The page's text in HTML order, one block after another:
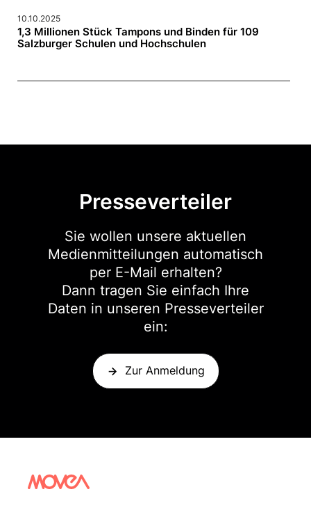
10.10.2025
1,3 Millionen Stück Tampons und Binden für 109
Salzburger Schulen und Hochschulen
Presseverteiler
Sie wollen unsere aktuellen
Medienmitteilungen automatisch
per E-Mail erhalten?
Dann tragen Sie einfach Ihre
Daten in unseren Presseverteiler
ein:
Zur Anmeldung